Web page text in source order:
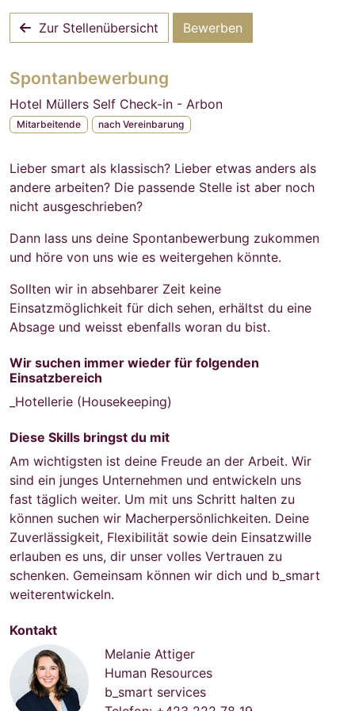
Zur Stellenübersicht Bewerben
Spontanbewerbung
Hotel Müllers Self Check-in - Arbon
Mitarbeitende nach Vereinbarung
Lieber smart als klassisch? Lieber etwas anders als
andere arbeiten? Die passende Stelle ist aber noch
nicht ausgeschrieben?
Dann lass uns deine Spontanbewerbung zukommen
und höre von uns wie es weitergehen könnte.
Sollten wir in absehbarer Zeit keine
Einsatzmöglichkeit für dich sehen, erhältst du eine
Absage und weisst ebenfalls woran du bist.
Wir suchen immer wieder für folgenden
Einsatzbereich
_Hotellerie (Housekeeping)
Diese Skills bringst du mit
Am wichtigsten ist deine Freude an der Arbeit. Wir
sind ein junges Unternehmen und entwickeln uns
fast täglich weiter. Um mit uns Schritt halten zu
können suchen wir Macherpersönlichkeiten. Deine
Zuverlässigkeit, Flexibilität sowie dein Einsatzwille
erlauben es uns, dir unser volles Vertrauen zu
schenken. Gemeinsam können wir dich und b_smart
weiterentwickeln.
Kontakt
Melanie Attiger
Human Resources
b_smart services